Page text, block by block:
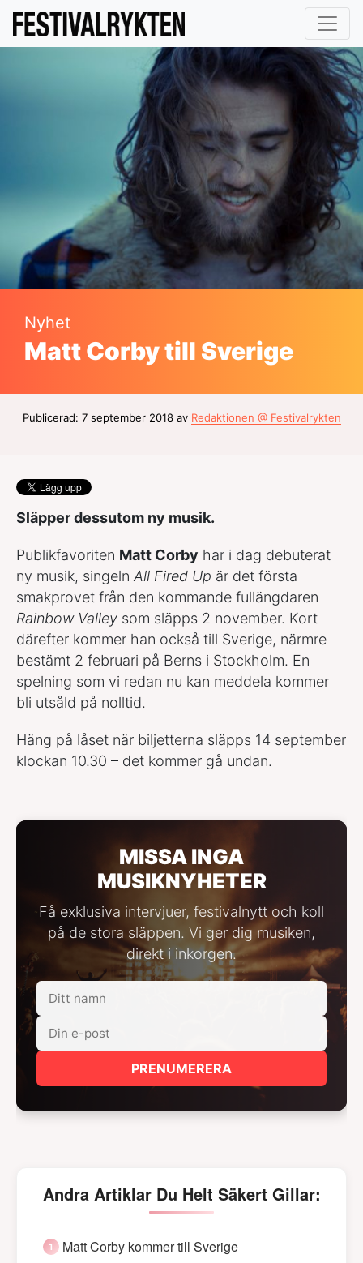
Nyhet
Matt Corby till Sverige
Publicerad: 7 september 2018 av Redaktionen @ Festivalrykten
Släpper dessutom ny musik.
Publikfavoriten Matt Corby har i dag debuterat
ny musik, singeln All Fired Up är det första
smakprovet från den kommande fullängdaren
Rainbow Valley som släpps 2 november. Kort
därefter kommer han också till Sverige, närmre
bestämt 2 februari på Berns i Stockholm. En
spelning som vi redan nu kan meddela kommer
bli utsåld på nolltid.
Häng på låset när biljetterna släpps 14 september
klockan 10.30 – det kommer gå undan.
MISSA INGA
MUSIKNYHETER
Få exklusiva intervjuer, festivalnytt och koll
på de stora släppen. Vi ger dig musiken,
direkt i inkorgen.
PRENUMERERA
Andra Artiklar Du Helt Säkert Gillar:
Matt Corby kommer till Sverige